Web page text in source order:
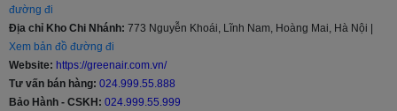
cấp hay cao cấp.
Chế độ bảo hành
Thời gian bảo hành của tủ lạnh Samsung chính hãng là 2 năm và
20 năm với máy nén, bảo hành tại nhà.
đường đi
Địa chỉ Kho Chi Nhánh: 773 Nguyễn Khoái, Lĩnh Nam, Hoàng Mai, Hà Nội |
Xem bản đồ đường đi
Website: https://greenair.com.vn/
Tư vấn bán hàng: 024.999.55.888
Bảo Hành - CSKH: 024.999.55.999